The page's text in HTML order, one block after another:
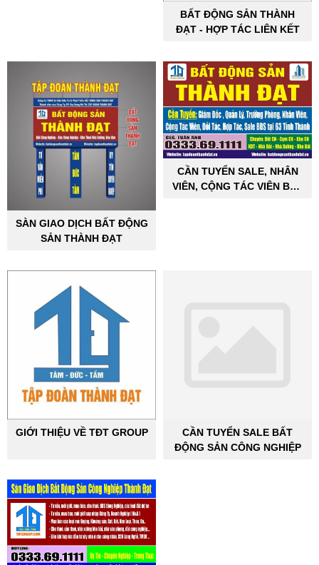
BẤT ĐỘNG SẢN THÀNH
ĐẠT - HỢP TÁC LIÊN KẾT
SÀN GIAO DỊCH BẤT ĐỘNG
SẢN THÀNH ĐẠT
CẦN TUYỂN SALE, NHÂN
VIÊN, CỘNG TÁC VIÊN BẤT
GIỚI THIỆU VỀ TĐT GROUP
CẦN TUYỂN SALE BẤT
ĐỘNG SẢN CÔNG NGHIỆP